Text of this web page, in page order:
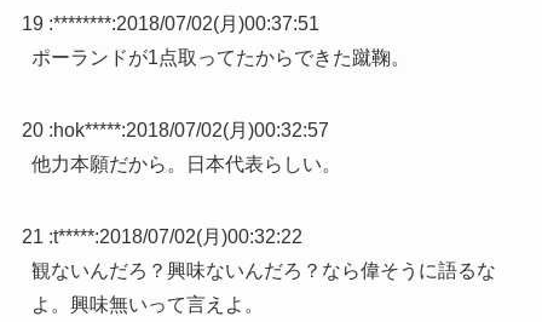
19 :********:2018/07/02(月)00:37:51
ポーランドが1点取ってたからできた蹴鞠。
20 :hok*****:2018/07/02(月)00:32:57
他力本願だから。日本代表らしい。
21 :t*****:2018/07/02(月)00:32:22
観ないんだろ？興味ないんだろ？なら偉そうに語るな
よ。興味無いって言えよ。